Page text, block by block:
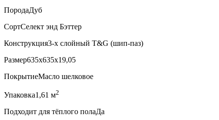
ПородаДуб
СортСелект энд Бэттер
Конструкция3-х слойный T&G (шип-паз)
Размер635x635x19,05
ПокрытиеМасло шелковое
Упаковка1,61 м2
Подходит для тёплого полаДа